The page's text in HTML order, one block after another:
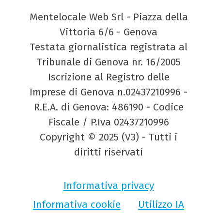
Mentelocale Web Srl - Piazza della
Vittoria 6/6 - Genova
Testata giornalistica registrata al
Tribunale di Genova nr. 16/2005
Iscrizione al Registro delle
Imprese di Genova n.02437210996 -
R.E.A. di Genova: 486190 - Codice
Fiscale / P.Iva 02437210996
Copyright © 2025 (V3) - Tutti i
diritti riservati
Informativa privacy
Informativa cookie
Utilizzo IA